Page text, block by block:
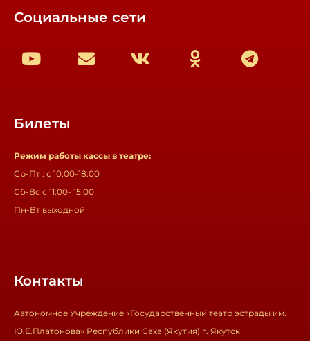
Социальные сети
Билеты
Режим работы кассы в театре:
Ср-Пт : с 10:00-18:00
Сб-Вс с 11:00- 15:00
Пн-Вт выходной
Контакты
Автономное Учреждение «Государственный театр эстрады им.
Ю.Е.Платонова» Республики Саха (Якутия) г. Якутск